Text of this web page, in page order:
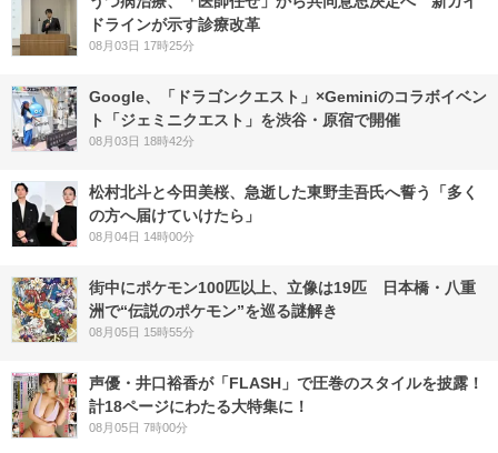
ドラインが示す診療改革
08月03日 17時25分
Google、「ドラゴンクエスト」×Geminiのコラボイベン
ト「ジェミニクエスト」を渋谷・原宿で開催
08月03日 18時42分
松村北斗と今田美桜、急逝した東野圭吾氏へ誓う「多く
の方へ届けていけたら」
08月04日 14時00分
街中にポケモン100匹以上、立像は19匹 日本橋・八重
洲で“伝説のポケモン”を巡る謎解き
08月05日 15時55分
声優・井口裕香が「FLASH」で圧巻のスタイルを披露！
計18ページにわたる大特集に！
08月05日 7時00分